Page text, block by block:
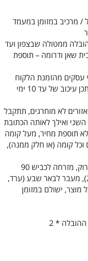
/ מרכיב במזומן במעמד
ממטולה שבצפון ועד
שבדרום (הובלות לאזור כביש 90 מבית שאן ודרומה – תוספת
ו/או ההרכבה יתבצעו עד 14 ימי עסקים מהזמנת הלקוח
באזורים חדרה-גדרה, מעבר לאזורים אלו יתכן עיכוב של עד 10 ימי
לא מוחרגים, תתקבל
ללא מעלית – סבלות עד קומה 2 ללא תוספת מחיר, מעל קומה
₪ עבור כל דגם וכל קומה (או חלק ממנה),
• הובלה למושבים הנמצאים מעבר לקו הירוק, מזרחה לכביש 90
(רמת הגולן), עוטף עזה (דרומה מכביש 25), מעבר לבאר שבע (ערד,
של 50 ₪ עבור כל מוצר, ישולם במזומן
* 2